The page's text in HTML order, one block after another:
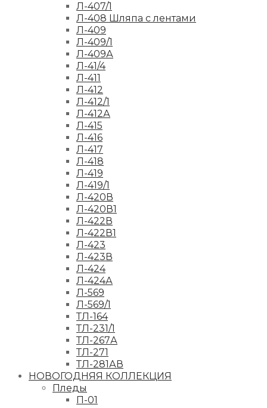
Л-407/1
Л-408 Шляпа с лентами
Л-409
Л-409/1
Л-409А
Л-41/4
Л-411
Л-412
Л-412/1
Л-412А
Л-415
Л-416
Л-417
Л-418
Л-419
Л-419/1
Л-420В
Л-420В1
Л-422В
Л-422В1
Л-423
Л-423В
Л-424
Л-424А
Л-569
Л-569/1
ТЛ-164
ТЛ-231/1
ТЛ-267А
ТЛ-271
ТЛ-281АВ
НОВОГОДНЯЯ КОЛЛЕКЦИЯ
Пледы
П-01